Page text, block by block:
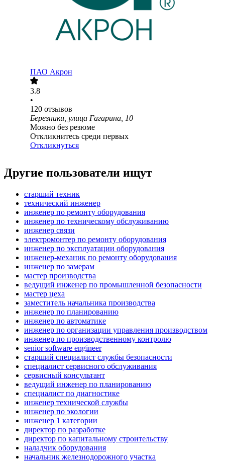
ПАО Акрон
3.8
•
120 отзывов
Березники, улица Гагарина, 10
Можно без резюме
Откликнитесь среди первых
Откликнуться
Другие пользователи ищут
старший техник
технический инженер
инженер по ремонту оборудования
инженер по техническому обслуживанию
инженер связи
электромонтер по ремонту оборудования
инженер по эксплуатации оборудования
инженер-механик по ремонту оборудования
инженер по замерам
мастер производства
ведущий инженер по промышленной безопасности
мастер цеха
заместитель начальника производства
инженер по планированию
инженер по автоматике
инженер по организации управления производством
инженер по производственному контролю
senior software engineer
старший специалист службы безопасности
специалист сервисного обслуживания
сервисный консультант
ведущий инженер по планированию
специалист по диагностике
инженер технической службы
инженер по экологии
инженер 1 категории
директор по разработке
директор по капитальному строительству
наладчик оборудования
начальник железнодорожного участка